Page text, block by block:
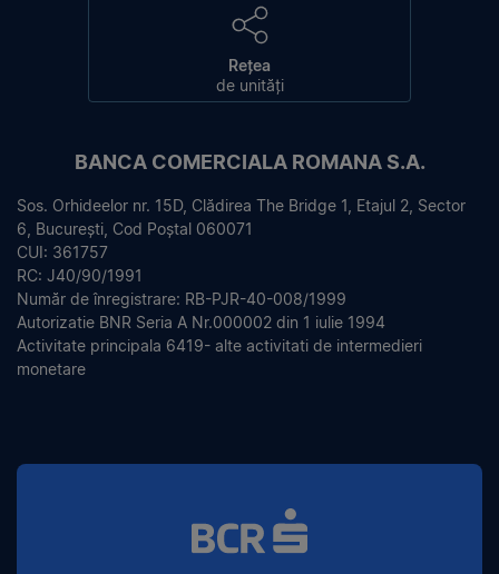
Rețea
de unități
BANCA COMERCIALA ROMANA S.A.
Sos. Orhideelor nr. 15D, Clădirea The Bridge 1, Etajul 2, Sector
6, București, Cod Poștal 060071
CUI: 361757
RC: J40/90/1991
Număr de înregistrare: RB-PJR-40-008/1999
Autorizatie BNR Seria A Nr.000002 din 1 iulie 1994
Activitate principala 6419- alte activitati de intermedieri
monetare